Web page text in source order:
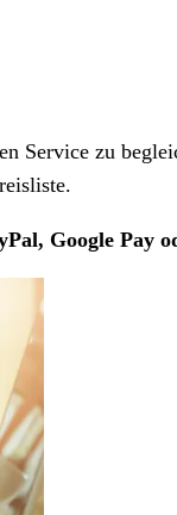
Service zu
Google Pay